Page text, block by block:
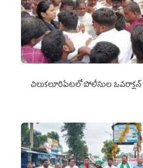
చిలుక‌లూరిపేట‌లో పోలీసుల ఓవ‌రాక్ష‌న్‌